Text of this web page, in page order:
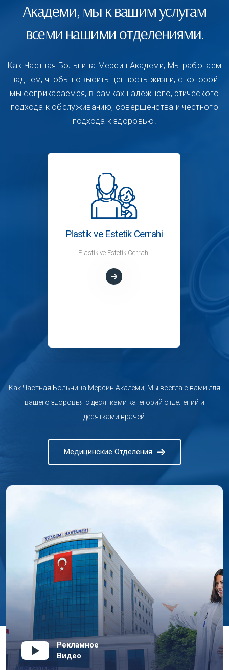
Академи, мы к вашим услугам
всеми нашими отделениями.
Как Частная Больница Мерсин Академи; Мы работаем
над тем, чтобы повысить ценность жизни, с которой
мы соприкасаемся, в рамках надежного, этического
подхода к обслуживанию, совершенства и честного
подхода к здоровью.
Заболевания грудной клетки
Заболевания грудной клетки
Как Частная Больница Мерсин Академи; Мы всегда с вами для
вашего здоровья с десятками категорий отделений и
десятками врачей.
Медицинские Отделения
Рекламное
Видео